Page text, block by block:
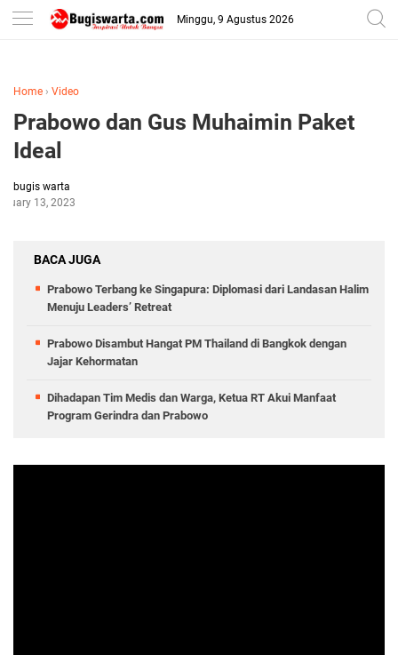
-->
Minggu, 9 Agustus 2026
Home › Video
Prabowo dan Gus Muhaimin Paket
Ideal
bugis warta
13, 2023
BACA JUGA
Prabowo Terbang ke Singapura: Diplomasi dari Landasan Halim
Menuju Leaders’ Retreat
Prabowo Disambut Hangat PM Thailand di Bangkok dengan
Jajar Kehormatan
Dihadapan Tim Medis dan Warga, Ketua RT Akui Manfaat
Program Gerindra dan Prabowo